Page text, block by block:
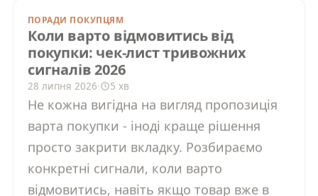
Коли варто відмовитись від покупки:
чек-лист тривожних сигналів 2026
28 липня 2026· 5 хв
Не кожна вигідна на вигляд пропозиція
варта покупки - іноді краще рішення
просто закрити вкладку. Розбираємо
конкретні сигнали, коли варто
відмовитись, навіть якщо товар вже в
кошику.